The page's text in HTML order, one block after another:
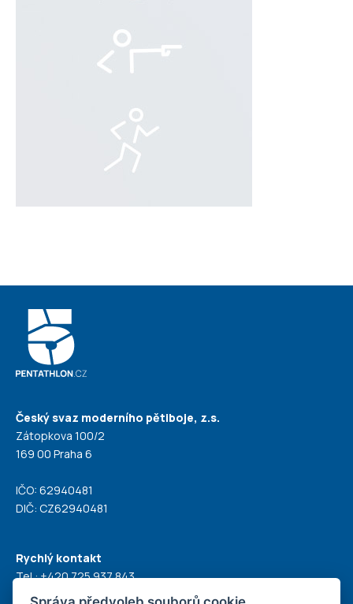
Český svaz moderního pětiboje, z.s.
Zátopkova 100/2
169 00 Praha 6
IČO: 62940481
DIČ: CZ62940481
Rychlý kontakt
Tel.:+420 725 937 843
E-mail:
modern@pentathlon.cz